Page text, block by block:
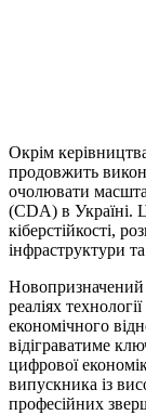
Окрім
продовжить
очолювати
(CDA) в Україні.
кіберстійкості,
інфраструктури
Новопризначений
реаліях
економічного
відіграватиме
цифрової
випускника із
професійних